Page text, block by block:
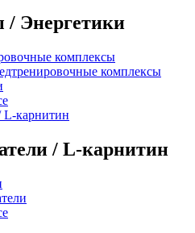
/ Энергетики
комплексы
комплексы
карнитин
/ L-карнитин